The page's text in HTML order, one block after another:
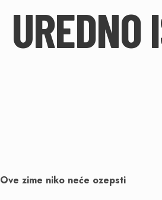
UREDNO
Ove zime niko neće ozepsti